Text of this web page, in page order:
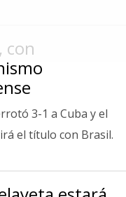
con
3-1 a Cuba y el
el título con Brasil.